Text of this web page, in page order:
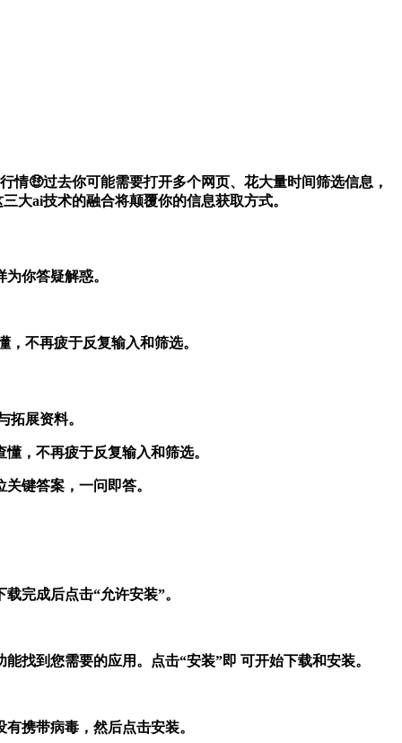
情🤑过去你可能需要打开多个网页、花大量时间筛选信息，
大ai技术的融合将颠覆你的信息获取方式。
你答疑解惑。
不再疲于反复输入和筛选。
拓展资料。
，不再疲于反复输入和筛选。
键答案，一问即答。
完成后点击“允许安装”。
找到您需要的应用。点击“安装”即 可开始下载和安装。
携带病毒，然后点击安装。